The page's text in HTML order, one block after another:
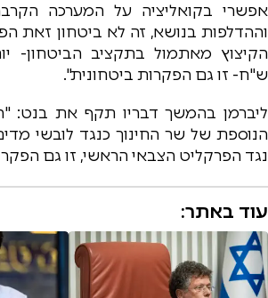
אפשרי בקואליציה על המערכה
וההדלפות בנושא, זה לא ביטחון זאת
הקיצוץ מאתמול בתקציב הביטחון-
ש"ח- זו גם הפקרות ביטחונית".
ליברמן בהמשך דבריו תקף את בנט:
הנוספת של שר החינוך כנגד לובשי
נגד הפרקליט הצבאי הראשי, זו גם
עוד באתר: